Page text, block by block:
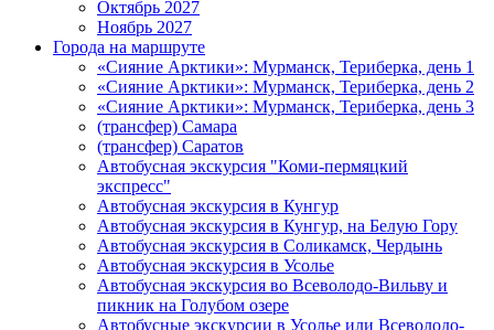
Октябрь 2027
Ноябрь 2027
Города на маршруте
«Сияние Арктики»: Мурманск, Териберка, день 1
«Сияние Арктики»: Мурманск, Териберка, день 2
«Сияние Арктики»: Мурманск, Териберка, день 3
(трансфер) Самара
(трансфер) Саратов
Автобусная экскурсия "Коми-пермяцкий
экспресс"
Автобусная экскурсия в Кунгур
Автобусная экскурсия в Кунгур, на Белую Гору
Автобусная экскурсия в Соликамск, Чердынь
Автобусная экскурсия в Усолье
Автобусная экскурсия во Всеволодо-Вильву и
пикник на Голубом озере
Автобусные экскурсии в Усолье или Всеволодо-